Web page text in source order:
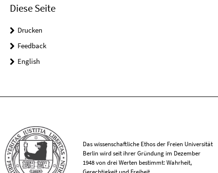
Diese Seite
Drucken
Feedback
English
Das wissenschaftliche Ethos der Freien Universität
Berlin wird seit ihrer Gründung im Dezember
1948 von drei Werten bestimmt: Wahrheit,